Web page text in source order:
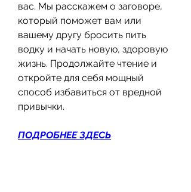
вас. Мы расскажем о заговоре,
который поможет вам или
вашему другу бросить пить
водку и начать новую, здоровую
жизнь. Продолжайте чтение и
откройте для себя мощный
способ избавиться от вредной
привычки.
ПОДРОБНЕЕ ЗДЕСЬ